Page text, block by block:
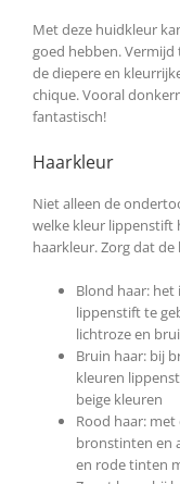
Met deze huidkleur
goed hebben.
de diepere en
chique. Vooral
fantastisch!
Haarkleur
Niet alleen de
welke kleur lippenstift
haarkleur. Zorg dat
Blond haar: het
lippenstift te
lichtroze en
Bruin haar: bij
kleuren
beige kleuren
Rood haar:
bronstinten en
en rode tinten